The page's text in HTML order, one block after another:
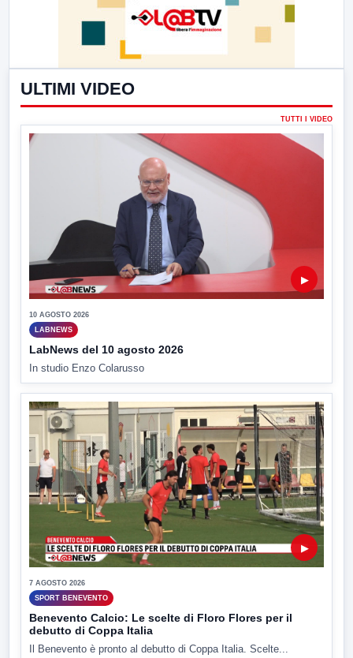
ULTIMI VIDEO
TUTTI I VIDEO
▶
10 AGOSTO 2026
LABNEWS
LabNews del 10 agosto 2026
In studio Enzo Colarusso
▶
7 AGOSTO 2026
SPORT BENEVENTO
Benevento Calcio: Le scelte di Floro Flores per il
debutto di Coppa Italia
Il Benevento è pronto al debutto di Coppa Italia. Scelte...